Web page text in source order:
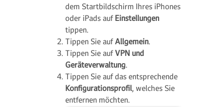
dem Startbildschirm Ihres iPhones
oder iPads auf Einstellungen
tippen.
Tippen Sie auf Allgemein.
Tippen Sie aufVPN und
Geräteverwaltung.
Tippen Sie auf das entsprechende
Konfigurationsprofil, welches Sie
entfernen möchten.